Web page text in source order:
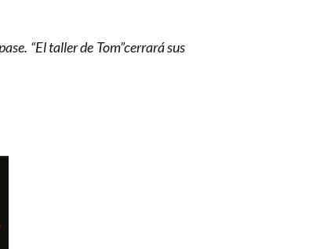
“El taller de Tom”cerrará sus